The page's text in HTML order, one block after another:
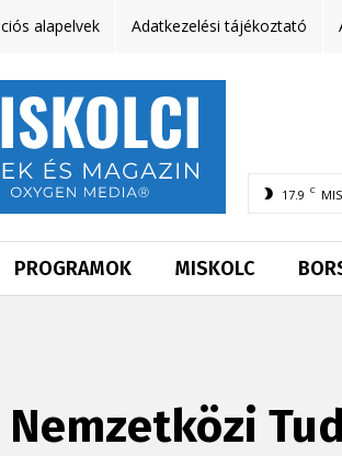
alapelvek Adatkezelési tájékoztató
17.9 C
PROGRAMOK MISKOLC
Nemzetközi